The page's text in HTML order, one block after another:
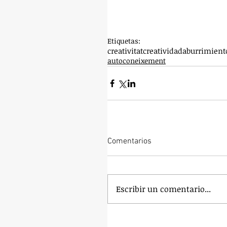
Etiquetas:
creativitatcreatividad
autoconeixement
Comentarios
Escribir un comentario...